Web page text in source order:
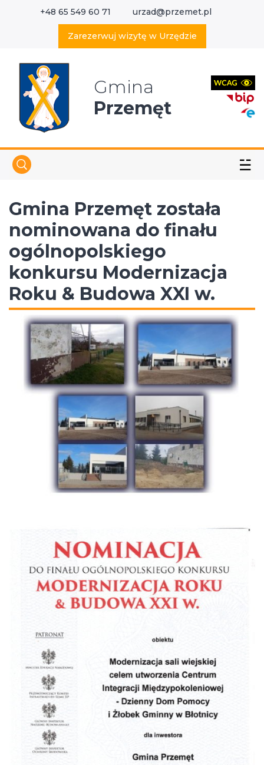
+48 65 549 60 71 urzad@przemet.pl
Zarezerwuj wizytę w Urzędzie
Gmina
Przemęt
☱
Gmina Przemęt została
nominowana do finału
ogólnopolskiego
konkursu Modernizacja
Roku & Budowa XXI w.
Wyszukaj w serwisie